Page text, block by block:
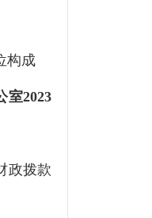
构成
室2023
政拨款